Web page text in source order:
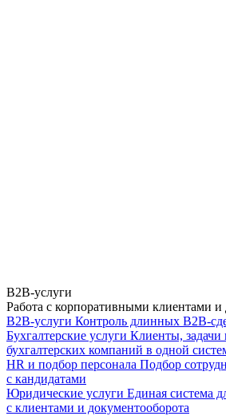
B2B-услуги
Работа с корпоративными клиентами
B2B-услуги Контроль длинных B2B-
Бухгалтерские услуги Клиенты,
бухгалтерских компаний в одной
HR и подбор персонала Подбор
с кандидатами
Юридические услуги Единая система
с клиентами и документооборота